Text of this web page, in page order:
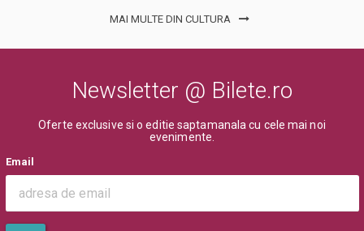
MAI MULTE DIN CULTURA
Newsletter @ Bilete.ro
Oferte exclusive si o editie saptamanala cu cele mai noi
evenimente.
Email